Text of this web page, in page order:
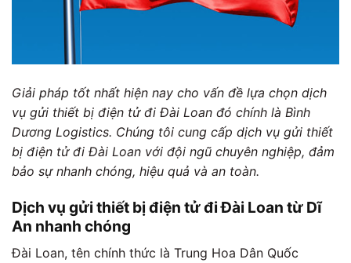
Giải pháp tốt nhất hiện nay cho vấn đề lựa chọn dịch
vụ gửi thiết bị điện tử đi Đài Loan đó chính là Bình
Dương Logistics. Chúng tôi cung cấp dịch vụ gửi thiết
bị điện tử đi Đài Loan với đội ngũ chuyên nghiệp, đảm
bảo sự nhanh chóng, hiệu quả và an toàn.
Dịch vụ gửi thiết bị điện tử đi Đài Loan từ Dĩ
An nhanh chóng
Đài Loan, tên chính thức là Trung Hoa Dân Quốc